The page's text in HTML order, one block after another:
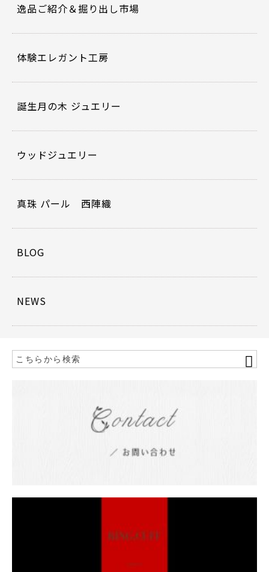
逸品ご紹介＆掘り出し市場
体験エレガント工房
誕生月の木 ジュエリー
ウッドジュエリー
真珠 パール 西陣織
BLOG
NEWS